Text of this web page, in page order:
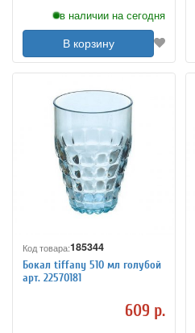
в наличии на сегодня
В корзину
Код товара:185344
Бокал tiffany 510 мл голубой
арт. 22570181
609 р.